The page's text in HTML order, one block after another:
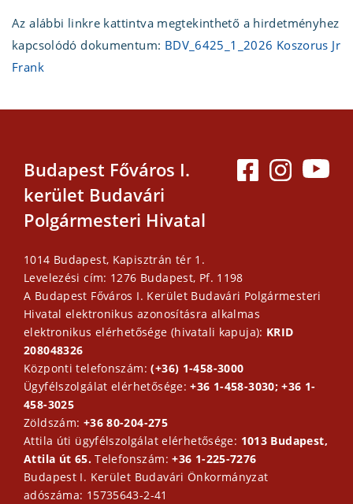
Az alábbi linkre kattintva megtekinthető a hirdetményhez
kapcsolódó dokumentum: BDV_6425_1_2026 Koszorus Jr
Frank
Budapest Főváros I.
kerület Budavári
Polgármesteri Hivatal
1014 Budapest, Kapisztrán tér 1.
Levelezési cím: 1276 Budapest, Pf. 1198
A Budapest Főváros I. Kerület Budavári Polgármesteri
Hivatal elektronikus azonosításra alkalmas
elektronikus elérhetősége (hivatali kapuja): KRID
208048326
Központi telefonszám:(+36) 1-458-3000
Ügyfélszolgálat elérhetősége:+36 1-458-3030; +36 1-
458-3025
Zöldszám: +36 80-204-275
Attila úti ügyfélszolgálat elérhetősége: 1013 Budapest,
Attila út 65.Telefonszám:+36 1-225-7276
Budapest I. Kerület Budavári Önkormányzat
adószáma: 15735643-2-41